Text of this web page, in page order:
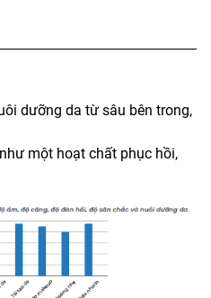
dưỡng da từ sâu bên trong,
một hoạt chất phục hồi,